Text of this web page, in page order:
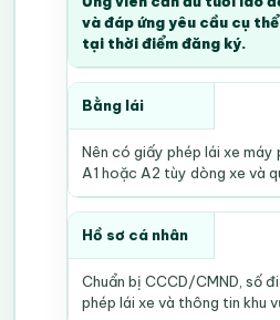
và đáp ứng yêu cầu cụ
tại thời điểm đăng ký.
Bằng lái
Nên có giấy phép lái xe máy
A1 hoặc A2 tùy dòng xe và
Hồ sơ cá nhân
Chuẩn bị CCCD/CMND, số
phép lái xe và thông tin khu